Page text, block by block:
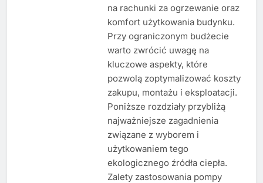
na rachunki za ogrzewanie oraz
komfort użytkowania budynku.
Przy ograniczonym budżecie
warto zwrócić uwagę na
kluczowe aspekty, które
pozwolą zoptymalizować koszty
zakupu, montażu i eksploatacji.
Poniższe rozdziały przybliżą
najważniejsze zagadnienia
związane z wyborem i
użytkowaniem tego
ekologicznego źródła ciepła.
Zalety zastosowania pompy